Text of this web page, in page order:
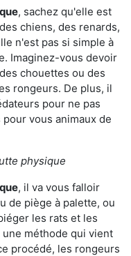
, sachez qu'elle est
chiens, des renards,
n'est pas si simple à
Imaginez-vous devoir
chouettes ou des
rongeurs. De plus, il
pour ne pas
vous animaux de
physique
, il va vous falloir
de piège à palette, ou
les rats et les
une méthode qui vient
procédé, les rongeurs